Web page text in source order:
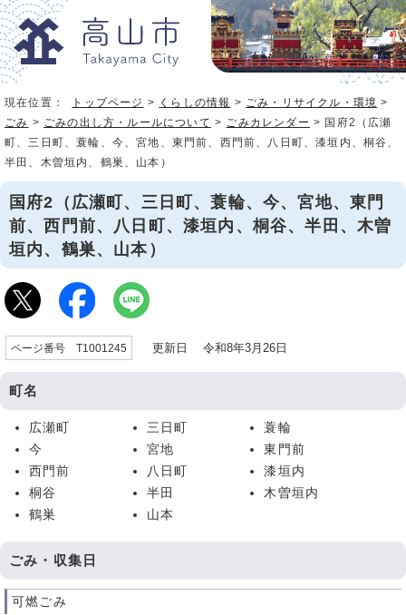
現在位置： トップページ > くらしの情報 > ごみ・リサイクル・環境 >
ごみ > ごみの出し方・ルールについて > ごみカレンダー > 国府2（広瀬
町、三日町、蓑輪、今、宮地、東門前、西門前、八日町、漆垣内、桐谷、
半田、木曽垣内、鶴巣、山本）
国府2（広瀬町、三日町、蓑輪、今、宮地、東門
前、西門前、八日町、漆垣内、桐谷、半田、木曽
垣内、鶴巣、山本）
ページ番号 T1001245 更新日 令和8年3月26日
町名
広瀬町 三日町
蓑輪
今
宮地
東門前
西門前
八日町
漆垣内
桐谷
半田
木曽垣内
鶴巣
山本
ごみ・収集日
可燃ごみ